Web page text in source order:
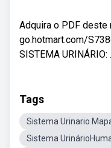
Adquira o PDF deste
go.hotmart.com/
SISTEMA URINÁRIO:
Tags
Sistema Urinario
Sistema